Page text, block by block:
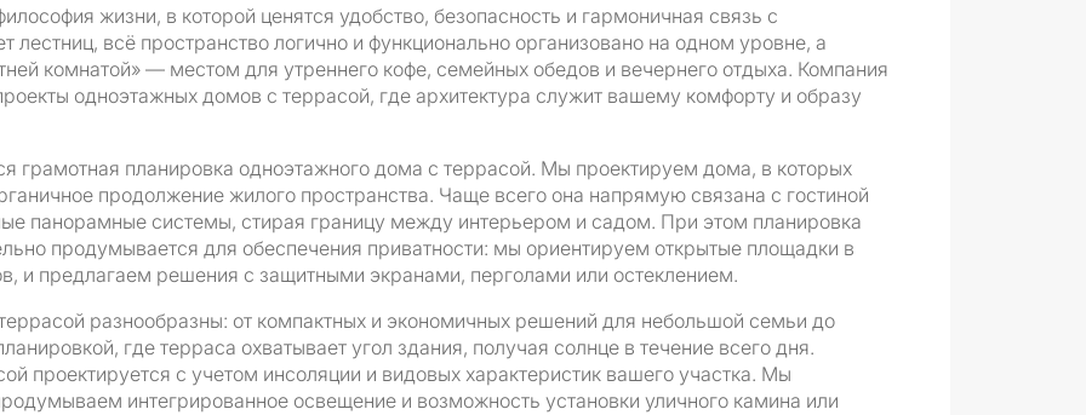
жизни, в которой ценятся удобство, безопасность и гармоничная связь с
всё пространство логично и функционально организовано на одном уровне, а
комнатой» — местом для утреннего кофе, семейных обедов и вечернего отдыха. Компания
одноэтажных домов с террасой, где архитектура служит вашему комфорту и образу
грамотная планировка одноэтажного дома с террасой. Мы проектируем дома, в которых
продолжение жилого пространства. Чаще всего она напрямую связана с гостиной
панорамные системы, стирая границу между интерьером и садом. При этом планировка
продумывается для обеспечения приватности: мы ориентируем открытые площадки в
и предлагаем решения с защитными экранами, перголами или остеклением.
разнообразны: от компактных и экономичных решений для небольшой семьи до
где терраса охватывает угол здания, получая солнце в течение всего дня.
проектируется с учетом инсоляции и видовых характеристик вашего участка. Мы
интегрированное освещение и возможность установки уличного камина или